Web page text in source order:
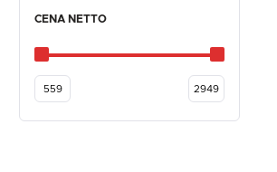
CENA NETTO